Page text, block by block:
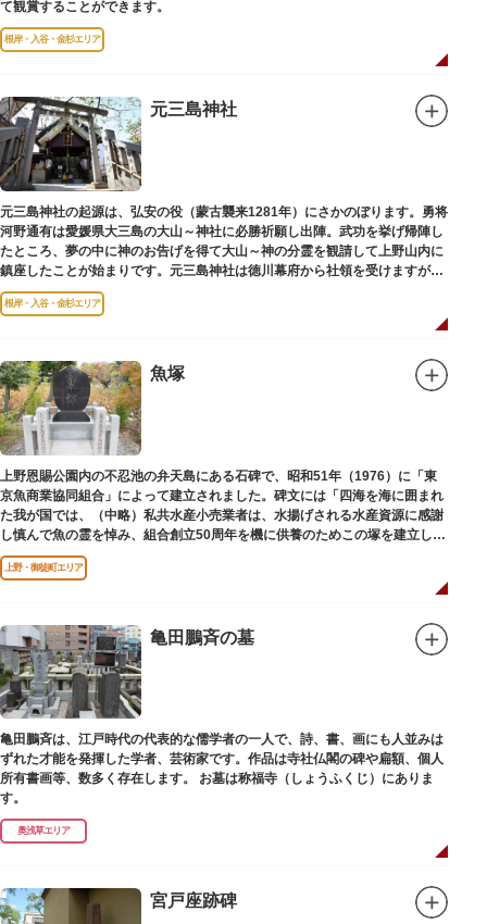
て観賞することができます。
根岸・入谷・金杉エリア
元三島神社
元三島神社の起源は、弘安の役（蒙古襲来1281年）にさかのぼります。勇将
河野通有は愛媛県大三島の大山～神社に必勝祈願し出陣。武功を挙げ帰陣し
たところ、夢の中に神のお告げを得て大山～神の分霊を観請して上野山内に
鎮座したことが始まりです。元三島神社は徳川幕府から社領を受けますが、
御用地となったために上野から浅草へ移転し、現在の地に至ります。
根岸・入谷・金杉エリア
魚塚
上野恩賜公園内の不忍池の弁天島にある石碑で、昭和51年（1976）に「東
京魚商業協同組合」によって建立されました。碑文には「四海を海に囲まれ
た我が国では、（中略）私共水産小売業者は、水揚げされる水産資源に感謝
し慎んで魚の霊を悼み、組合創立50周年を機に供養のためこの塚を建立しま
す」とあります。
上野・御徒町エリア
亀田鵬斉の墓
亀田鵬斉は、江戸時代の代表的な儒学者の一人で、詩、書、画にも人並みは
ずれた才能を発揮した学者、芸術家です。作品は寺社仏閣の碑や扁額、個人
所有書画等、数多く存在します。 お墓は称福寺（しょうふくじ）にありま
す。
奥浅草エリア
宮戸座跡碑